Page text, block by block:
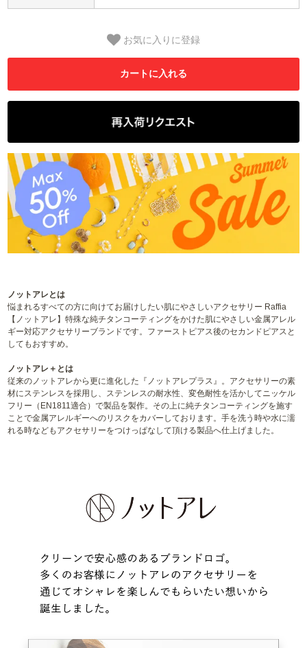
お気に入りに登録
ノットアレとは
悩まれるすべての方に向けてお届けしたい肌にやさしいアクセサリー Raffia
【ノットアレ】特殊な純チタンコーティングをかけた肌にやさしい金属アレル
ギー対応アクセサリーブランドです。ファーストピアス後のセカンドピアスと
してもおすすめ。
ノットアレ＋とは
従来のノットアレから更に進化した『ノットアレプラス』。アクセサリーの素
材にステンレスを採用し、ステンレスの耐水性、変色耐性を活かしてニッケル
フリー（EN1811適合）で製品を製作。その上に純チタンコーティングを施す
ことで金属アレルギーへのリスクをカバーしております。手を洗う時や水に濡
れる時などもアクセサリーをつけっぱなして頂ける製品へ仕上げました。